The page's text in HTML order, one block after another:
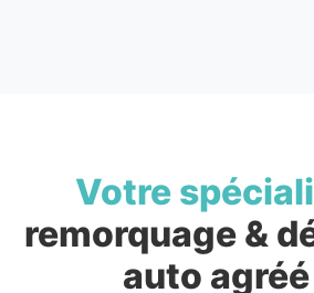
Votre
remorquage &
auto